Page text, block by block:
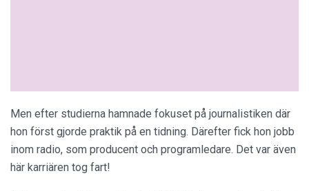
Men efter studierna hamnade fokuset på journalistiken där
hon först gjorde praktik på en tidning. Därefter fick hon jobb
inom radio, som producent och programledare. Det var även
här karriären tog fart!